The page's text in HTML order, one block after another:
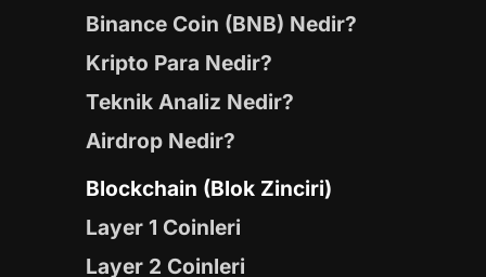
Binance Coin (BNB) Nedir?
Kripto Para Nedir?
Teknik Analiz Nedir?
Airdrop Nedir?
Blockchain (Blok Zinciri)
Layer 1 Coinleri
Layer 2 Coinleri